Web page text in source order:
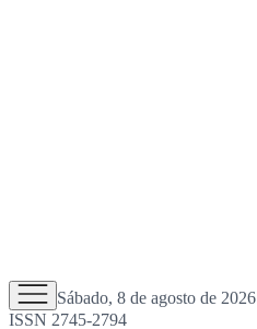
Sábado, 8 de agosto de 2026
ISSN 2745-2794